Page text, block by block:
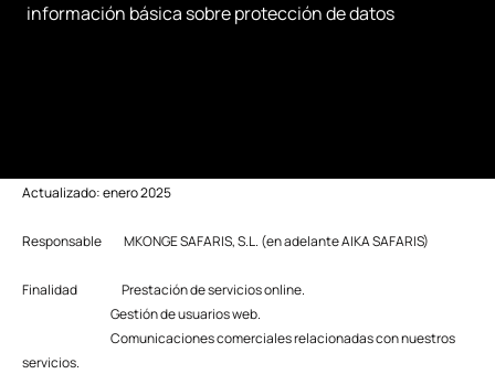
información básica sobre protección de datos
Actualizado: enero 2025
Responsable MKONGE SAFARIS, S.L. (en adelante AIKA SAFARIS)
Finalidad Prestación de servicios online.
Gestión de usuarios web.
Comunicaciones comerciales relacionadas con nuestros
servicios.